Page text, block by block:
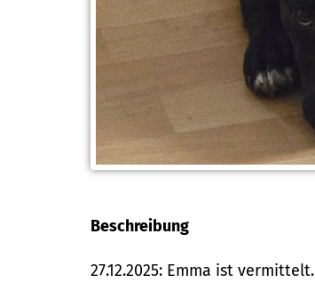
Beschreibung
27.12.2025: Emma ist vermittelt.